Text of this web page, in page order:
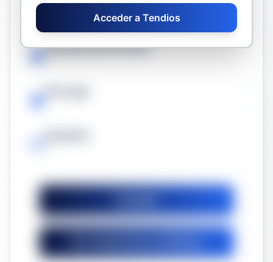
Fecha límite
Duración del contrato
-
Acceder a Tendios